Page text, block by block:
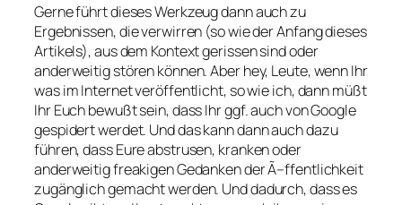
Gerne führt dieses Werkzeug dann auch zu
Ergebnissen, die verwirren (so wie der Anfang dieses
Artikels), aus dem Kontext gerissen sind oder
anderweitig stören können. Aber hey, Leute, wenn Ihr
was im Internet veröffentlicht, so wie ich, dann müßt
Ihr Euch bewußt sein, dass Ihr ggf. auch von Google
gespidert werdet. Und das kann dann auch dazu
führen, dass Eure abstrusen, kranken oder
anderweitig freakigen Gedanken der Ã–ffentlichkeit
zugänglich gemacht werden. Und dadurch, dass es